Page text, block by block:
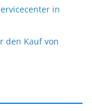
in
den Kauf von